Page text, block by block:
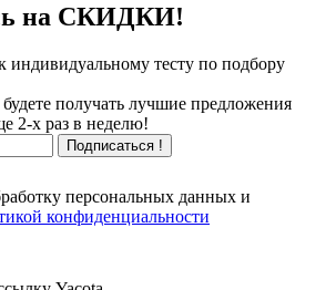
на СКИДКИ!
индивидуальному тесту по подбору
получать лучшие предложения
2-х раз в неделю!
Подписаться !
персональных данных и
конфиденциальности